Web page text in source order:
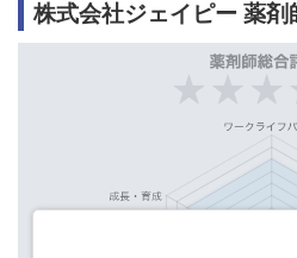
株式会社ジェイピー 薬剤